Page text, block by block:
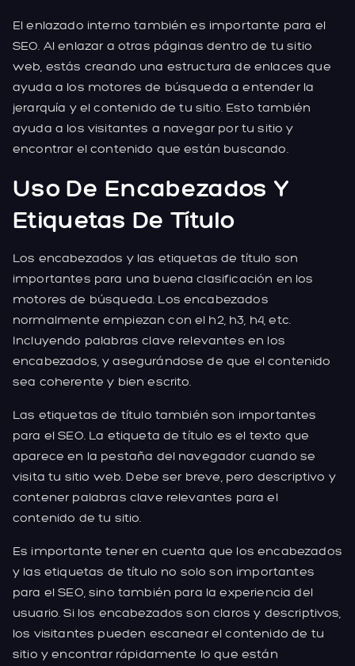
El enlazado interno también es importante para el
SEO. Al enlazar a otras páginas dentro de tu sitio
web, estás creando una estructura de enlaces que
ayuda a los motores de búsqueda a entender la
jerarquía y el contenido de tu sitio. Esto también
ayuda a los visitantes a navegar por tu sitio y
encontrar el contenido que están buscando.
Uso De Encabezados Y
Etiquetas De Título
Los encabezados y las etiquetas de título son
importantes para una buena clasificación en los
motores de búsqueda. Los encabezados
normalmente empiezan con el h2, h3, h4, etc.
Incluyendo palabras clave relevantes en los
encabezados, y asegurándose de que el contenido
sea coherente y bien escrito.
Las etiquetas de título también son importantes
para el SEO. La etiqueta de título es el texto que
aparece en la pestaña del navegador cuando se
visita tu sitio web. Debe ser breve, pero descriptivo y
contener palabras clave relevantes para el
contenido de tu sitio.
Es importante tener en cuenta que los encabezados
y las etiquetas de título no solo son importantes
para el SEO, sino también para la experiencia del
usuario. Si los encabezados son claros y descriptivos,
los visitantes pueden escanear el contenido de tu
sitio y encontrar rápidamente lo que están